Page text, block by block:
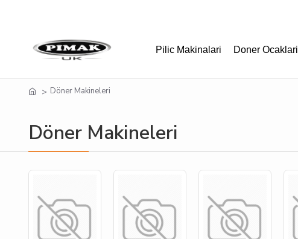
Pilic Makinalari Doner Ocaklari
Döner Makineleri
Döner Makineleri